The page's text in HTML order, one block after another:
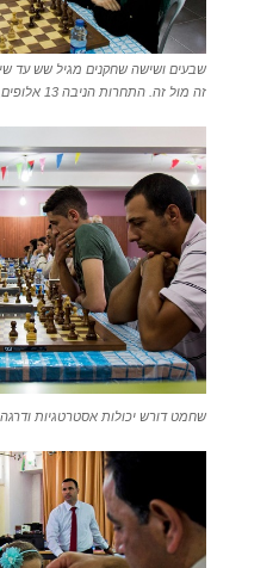
שבעים ושישה שחקנים מגיל שש עד
זה מול זה. התחרות הניבה 13 אלופים, שלושה מהם מתחת לגיל 15.
שחמט דורש יכולות אסטרטגיות